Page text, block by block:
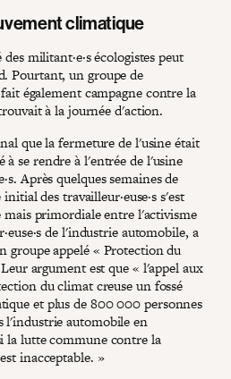
climatique
militant·e·s écologistes peut
Pourtant, un groupe de
également campagne contre la
à la journée d'action.
que la fermeture de l'usine était
à se rendre à l'entrée de l'usine
Après quelques semaines de
des travailleur·euse·s s'est
mais primordiale entre l'activisme
de l'industrie automobile, a
groupe appelé « Protection du
argument est que « l'appel aux
du climat creuse un fossé
et plus de 800 000 personnes
automobile en
la lutte commune contre la
inacceptable. »